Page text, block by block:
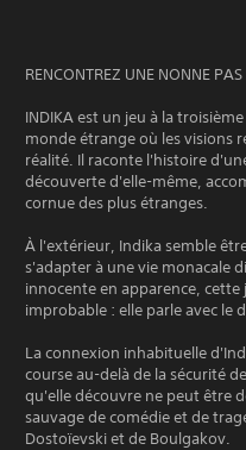
RENCONTREZ UNE NONNE
INDIKA est un jeu à la
monde étrange où les visions
réalité. Il raconte l'histoire
découverte d'elle-même,
cornue des plus étranges.
À l'extérieur, Indika semble
s'adapter à une vie monacale
innocente en apparence,
improbable : elle parle avec le
La connexion inhabituelle
course au-delà de la sécurité
qu'elle découvre ne peut être
sauvage de comédie et de
Dostoïevski et de Boulgakov.